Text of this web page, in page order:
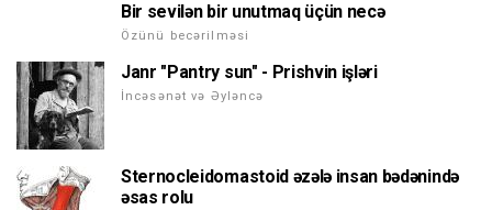
Bir sevilən bir unutmaq üçün necə
Özünü becərilməsi
Janr "Pantry sun" - Prishvin işləri
İncəsənət və Əyləncə
Sternocleidomastoid əzələ insan bədənində
əsas rolu